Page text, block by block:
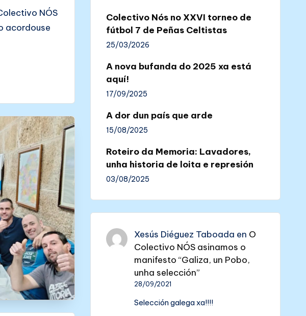
NÓS
acordouse
Colectivo Nós no XXVI torneo de
fútbol 7 de Peñas Celtistas
25/03/2026
A nova bufanda do 2025 xa está
aquí!
17/09/2025
A dor dun país que arde
15/08/2025
Roteiro da Memoria: Lavadores,
unha historia de loita e represión
03/08/2025
Xesús Diéguez Taboada en O
Colectivo NÓS asinamos o
manifesto “Galiza, un Pobo,
unha selección”
28/09/2021
Selección galega xa!!!!